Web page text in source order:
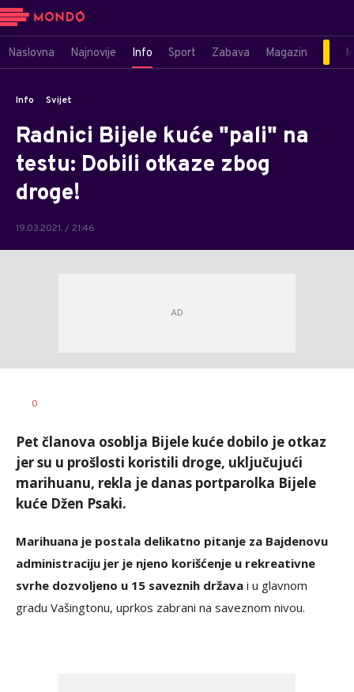
Naslovna Najnovije Info Sport Zabava Magazin
Info Svijet
Radnici Bijele kuće "pali" na
testu: Dobili otkaze zbog
droge!
19.03.2021. / 21:46
AUTOR
0
Pet članova osoblja Bijele kuće dobilo je otkaz
jer su u prošlosti koristili droge, uključujući
marihuanu, rekla je danas portparolka Bijele
kuće Džen Psaki.
Marihuana je postala delikatno pitanje za Bajdenovu
administraciju jer je njeno korišćenje u rekreativne
svrhe dozvoljeno u 15 saveznih država i u glavnom
gradu Vašingtonu, uprkos zabrani na saveznom nivou.